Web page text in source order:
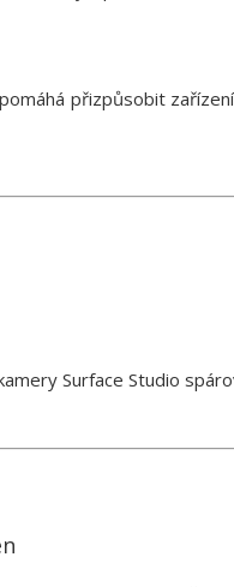
přizpůsobit
Surface Studio